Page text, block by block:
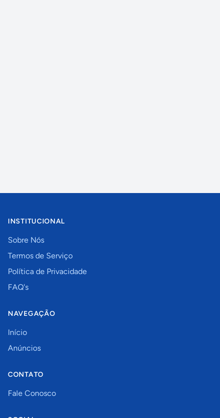
INSTITUCIONAL
Sobre Nós
Termos de Serviço
Política de Privacidade
FAQ's
NAVEGAÇÃO
Início
Anúncios
CONTATO
Fale Conosco